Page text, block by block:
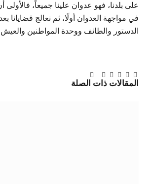
على بلدنا، فهو عدوان علينا جميعاً، فالأولى أن
في مواجهة العدوان أولًا، ثم نعالج
الدستور والطائف ووحدة المواطنين
فيسبوك
تويتربينتيريست
لينكدإن
Tumblr
تيلقرام
البريد
الإلكتروني
المقالات ذات الصلة